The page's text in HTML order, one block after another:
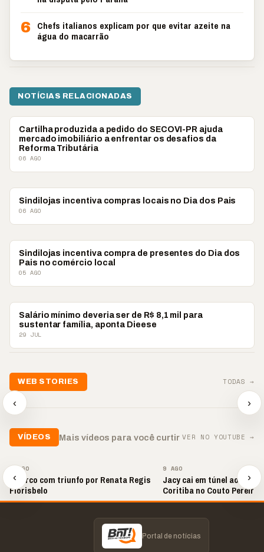
6 Chefs italianos explicam por que evitar azeite na
água do macarrão
NOTÍCIAS RELACIONADAS
ECONOMIA
Cartilha produzida a pedido do SECOVI-PR ajuda
mercado imobiliário a enfrentar os desafios da
Reforma Tributária
06 AGO
ECONOMIA
Sindilojas incentiva compras locais no Dia dos Pais
06 AGO
ECONOMIA
Sindilojas incentiva compra de presentes do Dia dos
Pais no comércio local
05 AGO
ECONOMIA
Salário mínimo deveria ser de R$ 8,1 mil para
sustentar família, aponta Dieese
29 JUL
WEB STORIES TODAS →
‹
📢💜 Agosto Lilás
reforça combate à
violência contra a
mulher
📢 Noite
chega
oração
›
VÍDEOS Mais vídeos para você curtir VER NO YOUTUBE →
‹
9 AGO
📢 Arco com triunfo por Renata Regis
Florisbelo
9 AGO
Jacy cai em túnel ao
Coritiba no Couto Pereira
›
Portal de notícias